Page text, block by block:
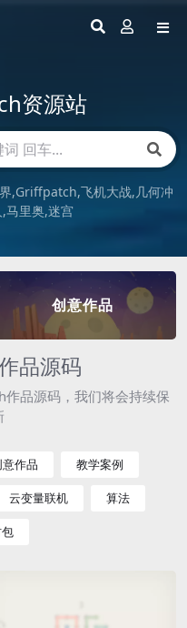
资源站
Griffpatch 飞机大战 几何冲
马里奥 迷宫
创意作品
品源码
品源码，我们将会持续保
意作品 教学案例
云变量联机 算法